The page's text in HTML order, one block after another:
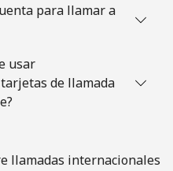
para llamar a
usar
de llamada
llamadas internacionales